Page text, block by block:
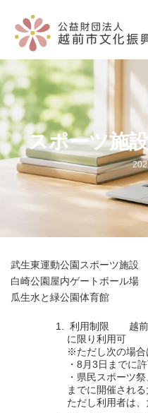
へ
ス
キ
ッ
プ
ョ
ン
に
移
動
スポーツ施
武生東運動公園スポーツ施設
白崎公園屋内ゲートボール場
瓜生水と緑公園体育館
利用制限 越前
に限り利用可
※ただし次の場合
・8月3日までに
・県民スポーツ
までに開催され
ただし利用者は、